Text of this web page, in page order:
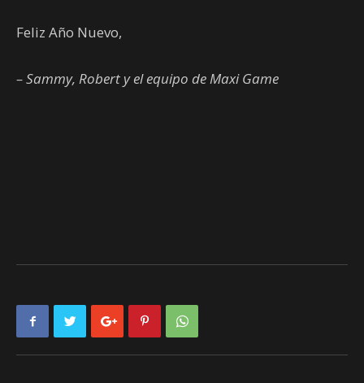
Feliz Año Nuevo,
– Sammy, Robert y el equipo de Maxi Game